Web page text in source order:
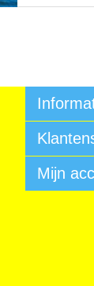
Algemene
Sitemap
Betalen
Garantie
Algemene
Nieuws
Mijn